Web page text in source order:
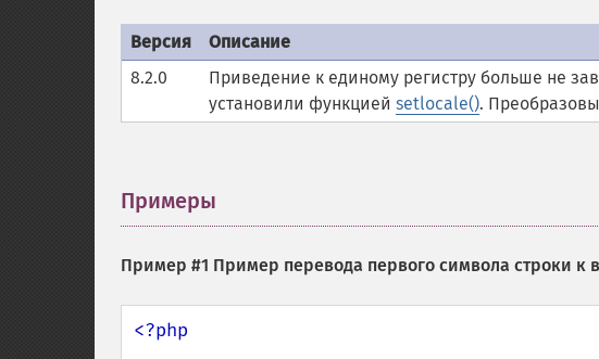
Версия
Описание
8.2.0
Приведение к единому регистру больше не
установили функцией setlocale().
Примеры
Пример #1 Пример перевода первого символа строки к
<?php